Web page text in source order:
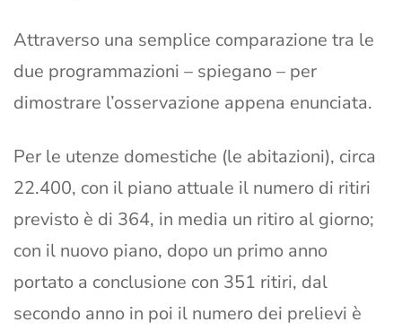
Attraverso una semplice comparazione tra le
due programmazioni – spiegano – per
dimostrare l’osservazione appena enunciata.
Per le utenze domestiche (le abitazioni), circa
22.400, con il piano attuale il numero di ritiri
previsto è di 364, in media un ritiro al giorno;
con il nuovo piano, dopo un primo anno
portato a conclusione con 351 ritiri, dal
secondo anno in poi il numero dei prelievi è